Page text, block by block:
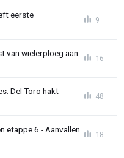
eerste
9
van wielerploeg aan
16
Del Toro hakt
48
etappe 6 - Aanvallen
18